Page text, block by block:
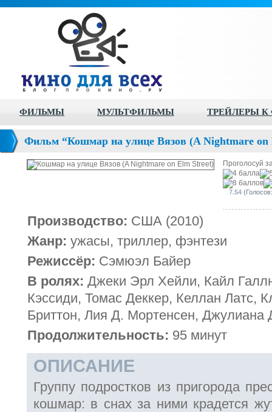
ФИЛЬМЫ МУЛЬТФИЛЬМЫ ТРЕЙЛЕРЫ
Фильм “Кошмар на улице Вязов (A Nightmare on
Проголосуй
7.54
Производство: США (2010)
Жанр: ужасы, триллер, фэнтези
Режиссёр: Сэмюэл Байер
В ролях: Джеки Эрл Хейли, Кайл
Кэссиди, Томас Деккер, Келлан Латс,
Бриттон, Лия Д. Мортенсен, Джулиана
Продолжительность: 95 минут
ОПИСАНИЕ
Группу подростков из пригорода
кошмар: в снах за ними крадется